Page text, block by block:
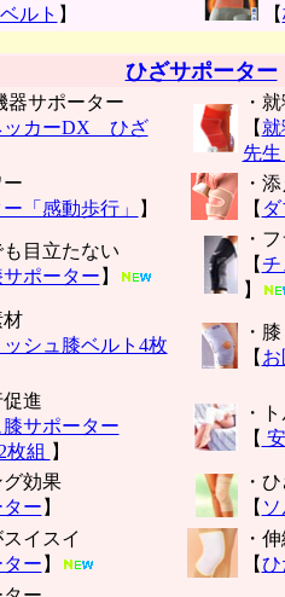
ルト 】
【
ひざサポーター
器サポーター
ッカーDX ひざ
・
【
先生
ー
「感動歩行」 】
・
【
も目立たない
ポーター 】
・
【チ
】
材
シュ膝ベルト4枚
・
【
促進
サポーター
枚組 】
・
【
グ効果
ー 】
・
【
イスイ
ー 】
・
【ひ